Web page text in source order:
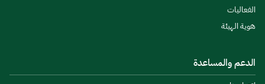
الفعاليات
هوية الهيئة
الدعم والمساعدة